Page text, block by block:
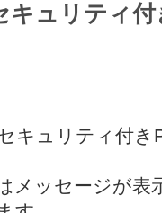
キュリティ
キュリティ付き
メッセージが表